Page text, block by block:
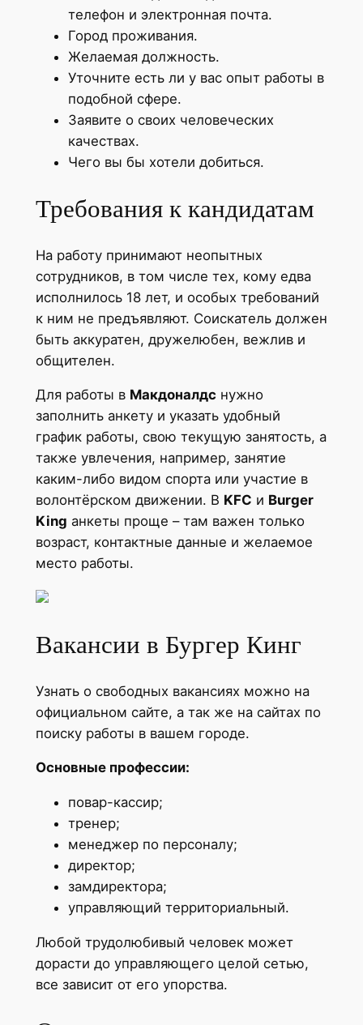
телефон и электронная почта.
Город проживания.
Желаемая должность.
Уточните есть ли у вас опыт работы в
подобной сфере.
Заявите о своих человеческих
качествах.
Чего вы бы хотели добиться.
Требования к кандидатам
На работу принимают неопытных
сотрудников, в том числе тех, кому едва
исполнилось 18 лет, и особых требований
к ним не предъявляют. Соискатель должен
быть аккуратен, дружелюбен, вежлив и
общителен.
Для работы в Макдоналдс нужно
заполнить анкету и указать удобный
график работы, свою текущую занятость, а
также увлечения, например, занятие
каким-либо видом спорта или участие в
волонтёрском движении. В KFC и Burger
King анкеты проще – там важен только
возраст, контактные данные и желаемое
место работы.
Вакансии в Бургер Кинг
Узнать о свободных вакансиях можно на
официальном сайте, а так же на сайтах по
поиску работы в вашем городе.
Основные профессии:
повар-кассир;
тренер;
менеджер по персоналу;
директор;
замдиректора;
управляющий территориальный.
Любой трудолюбивый человек может
дорасти до управляющего целой сетью,
все зависит от его упорства.